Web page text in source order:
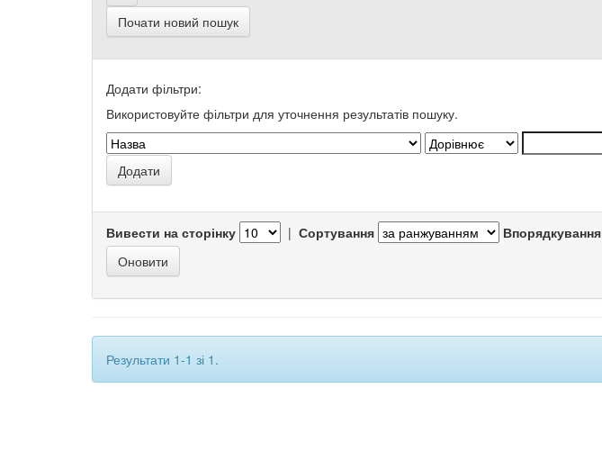
Почати новий пошук
Додати фільтри:
Використовуйте фільтри для уточнення результатів пошуку.
Вивести на сторінку | Сортування Впорядкування
Результати 1-1 зі 1.